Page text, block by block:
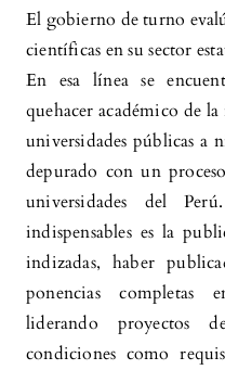
El gobierno de turno
científicas en su sector
En esa línea se
quehacer académico de
universidades públicas a
depurado con un
universidades del
indispensables es la
indizadas, haber
ponencias completas
liderando proyectos
condiciones como